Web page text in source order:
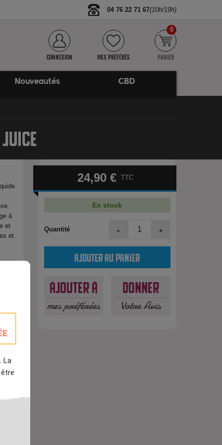
La
04 76 22 71 67(10h/19h)
CONNEXION MES PRÉFÉRÉS PANIER
0
Nouveautés CBD
à
et
et
24,90 € TTC
En stock
Quantité - +
Ajouter au panier
Ajouter à
mes préférées
Donner
Votre Avis